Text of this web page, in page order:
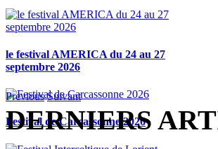
le festival AMERICA du 24 au 27
septembre 2026
Festival de Carcassonne 2026
Previous Suivant
DERNIERS